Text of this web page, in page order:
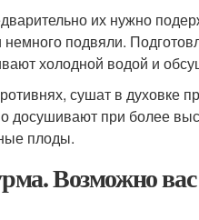
их нужно
немного подвяли.
холодной водой и
сушат в духовке
досушивают при более
плоды.
Возможно